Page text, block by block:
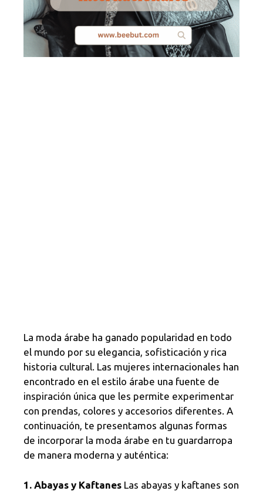
La moda árabe ha ganado popularidad en todo
el mundo por su elegancia, sofisticación y rica
historia cultural. Las mujeres internacionales han
encontrado en el estilo árabe una fuente de
inspiración única que les permite experimentar
con prendas, colores y accesorios diferentes. A
continuación, te presentamos algunas formas
de incorporar la moda árabe en tu guardarropa
de manera moderna y auténtica:
1. Abayas y Kaftanes Las abayas y kaftanes son